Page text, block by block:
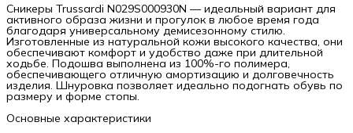
Сникеры Trussardi N029S000930N — идеальный вариант для
активного образа жизни и прогулок в любое время года
благодаря универсальному демисезонному стилю.
Изготовленные из натуральной кожи высокого качества, они
обеспечивают комфорт и удобство даже при длительной
ходьбе. Подошва выполнена из 100%-го полимера,
обеспечивающего отличную амортизацию и долговечность
изделия. Шнуровка позволяет идеально подогнать обувь по
размеру и форме стопы.
Основные характеристики